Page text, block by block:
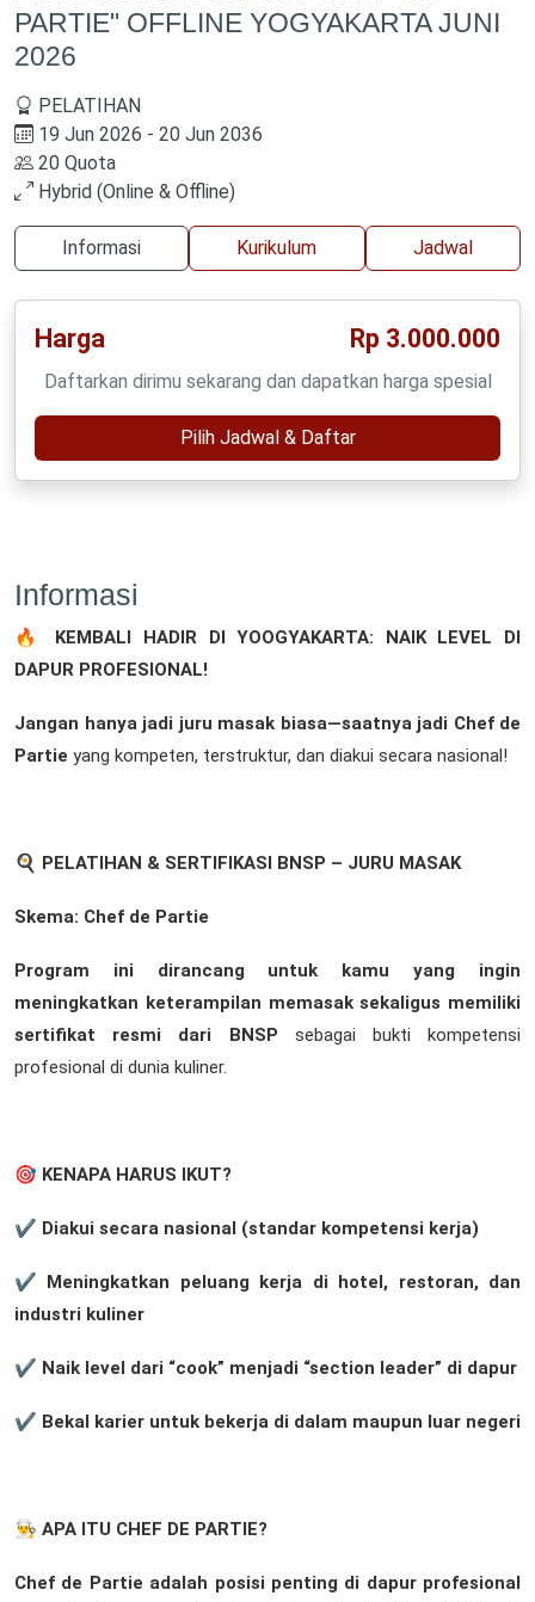
PARTIE" OFFLINE YOGYAKARTA JUNI
2026
PELATIHAN
19 Jun 2026 - 20 Jun 2036
20 Quota
Hybrid (Online & Offline)
Informasi Kurikulum Jadwal
Harga Rp 3.000.000
Daftarkan dirimu sekarang dan dapatkan harga spesial
Pilih Jadwal & Daftar
Informasi
🔥 KEMBALI HADIR DI YOOGYAKARTA: NAIK LEVEL DI
DAPUR PROFESIONAL!
Jangan hanya jadi juru masak biasa—saatnya jadi Chef de
Partie yang kompeten, terstruktur, dan diakui secara nasional!
🍳 PELATIHAN & SERTIFIKASI BNSP – JURU MASAK
Skema: Chef de Partie
Program ini dirancang untuk kamu yang ingin
meningkatkan keterampilan memasak sekaligus memiliki
sertifikat resmi dari BNSP sebagai bukti kompetensi
profesional di dunia kuliner.
🎯 KENAPA HARUS IKUT?
✔ Diakui secara nasional (standar kompetensi kerja)
✔ Meningkatkan peluang kerja di hotel, restoran, dan
industri kuliner
✔ Naik level dari “cook” menjadi “section leader” di dapur
✔ Bekal karier untuk bekerja di dalam maupun luar negeri
👨‍🍳 APA ITU CHEF DE PARTIE?
Chef de Partie adalah posisi penting di dapur profesional